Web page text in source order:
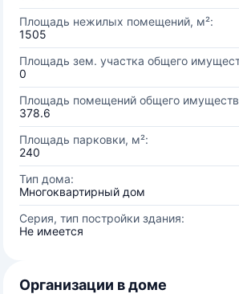
Площадь нежилых помещений, м²:
1505
Площадь зем. участка общего
0
Площадь помещений общего
378.6
Площадь парковки, м²:
240
Тип дома:
Многоквартирный дом
Серия, тип постройки здания:
Не имеется
Организации в доме